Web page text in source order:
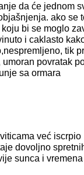
da će jednom
ako se
bi se moglo
i caklasto
tik
povratak
sa ormara
već
dovoljno
sunca i